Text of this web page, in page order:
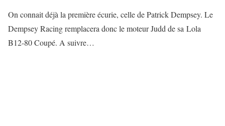
On connait déjà la première écurie, celle de Patrick Dempsey. Le
Dempsey Racing remplacera donc le moteur Judd de sa Lola
B12-80 Coupé. A suivre…